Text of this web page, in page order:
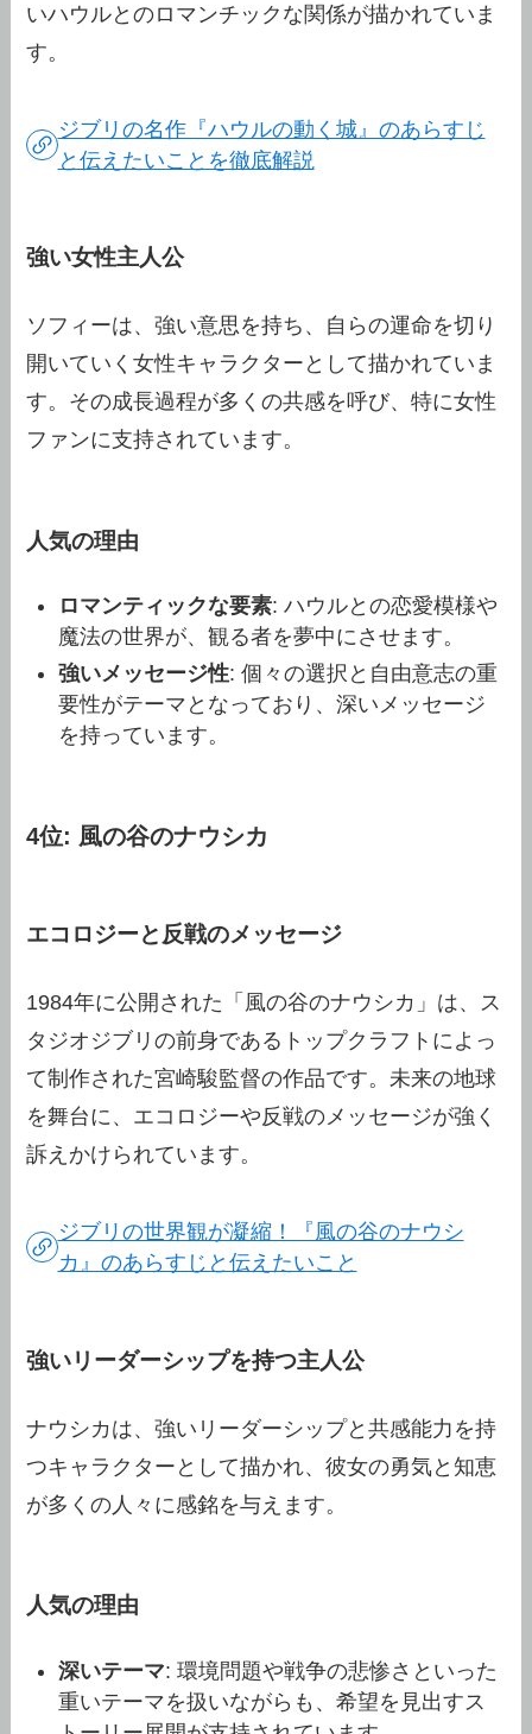
いハウルとのロマンチックな関係が描かれていま
す。
ジブリの名作『ハウルの動く城』のあらすじ
と伝えたいことを徹底解説
強い女性主人公
ソフィーは、強い意思を持ち、自らの運命を切り
開いていく女性キャラクターとして描かれていま
す。その成長過程が多くの共感を呼び、特に女性
ファンに支持されています。
人気の理由
ロマンティックな要素: ハウルとの恋愛模様や
魔法の世界が、観る者を夢中にさせます。
強いメッセージ性: 個々の選択と自由意志の重
要性がテーマとなっており、深いメッセージ
を持っています。
4位: 風の谷のナウシカ
エコロジーと反戦のメッセージ
1984年に公開された「風の谷のナウシカ」は、ス
タジオジブリの前身であるトップクラフトによっ
て制作された宮崎駿監督の作品です。未来の地球
を舞台に、エコロジーや反戦のメッセージが強く
訴えかけられています。
ジブリの世界観が凝縮！『風の谷のナウシ
カ』のあらすじと伝えたいこと
強いリーダーシップを持つ主人公
ナウシカは、強いリーダーシップと共感能力を持
つキャラクターとして描かれ、彼女の勇気と知恵
が多くの人々に感銘を与えます。
人気の理由
深いテーマ: 環境問題や戦争の悲惨さといった
重いテーマを扱いながらも、希望を見出すス